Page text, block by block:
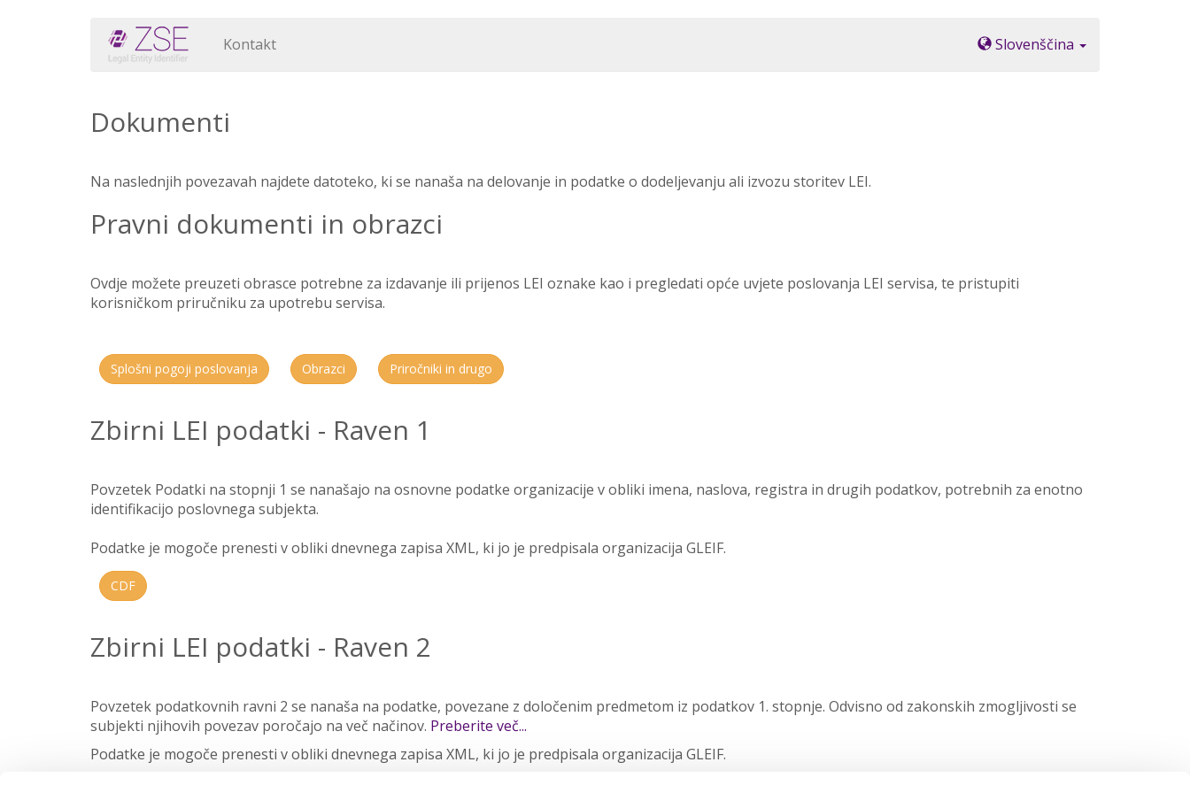
Kontakt Slovenščina
Dokumenti
Na naslednjih povezavah najdete datoteko, ki se nanaša na delovanje in podatke o dodeljevanju ali izvozu storitev LEI.
Pravni dokumenti in obrazci
Ovdje možete preuzeti obrasce potrebne za izdavanje ili prijenos LEI oznake kao i pregledati opće uvjete poslovanja LEI servisa, te pristupiti
korisničkom priručniku za upotrebu servisa.
Splošni pogoji poslovanja Obrazci Priročniki in drugo
Zbirni LEI podatki - Raven 1
Povzetek Podatki na stopnji 1 se nanašajo na osnovne podatke organizacije v obliki imena, naslova, registra in drugih podatkov, potrebnih za enotno
identifikacijo poslovnega subjekta.
Podatke je mogoče prenesti v obliki dnevnega zapisa XML, ki jo je predpisala organizacija GLEIF.
CDF
Zbirni LEI podatki - Raven 2
Povzetek podatkovnih ravni 2 se nanaša na podatke, povezane z določenim predmetom iz podatkov 1. stopnje. Odvisno od zakonskih zmogljivosti se
subjekti njihovih povezav poročajo na več načinov. Preberite več...
Podatke je mogoče prenesti v obliki dnevnega zapisa XML, ki jo je predpisala organizacija GLEIF.